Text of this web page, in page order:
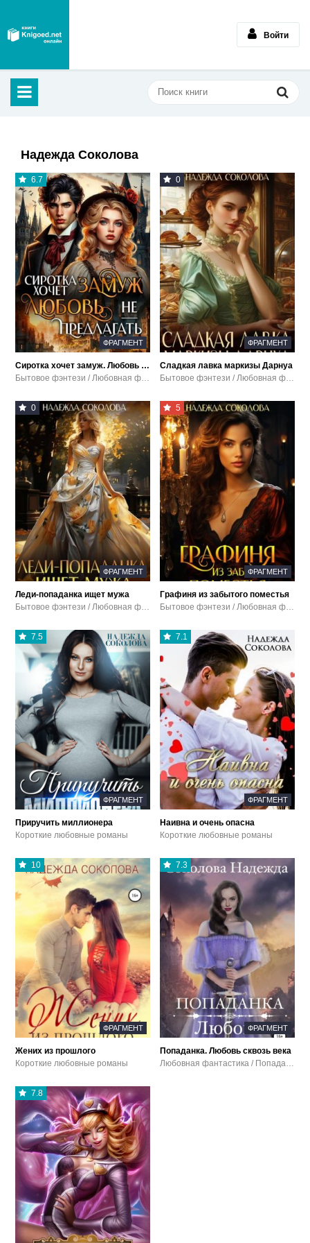
Войти
Надежда Соколова
6.7
ФРАГМЕНТ
Сиротка хочет замуж. Любовь не предлагать
Бытовое фэнтези / Любовная фантастика
0
ФРАГМЕНТ
Сладкая лавка маркизы Дарнуа
Бытовое фэнтези / Любовная фантастика / Попаданцы
0
ФРАГМЕНТ
Леди-попаданка ищет мужа
5
ФРАГМЕНТ
Графиня из забытого поместья
7.5
ФРАГМЕНТ
Приручить миллионера
Короткие любовные романы
7.1
ФРАГМЕНТ
Наивна и очень опасна
Короткие любовные романы
10
ФРАГМЕНТ
Жених из прошлого
Короткие любовные романы
7.3
ФРАГМЕНТ
Попаданка. Любовь сквозь века
Любовная фантастика / Попаданцы
7.8